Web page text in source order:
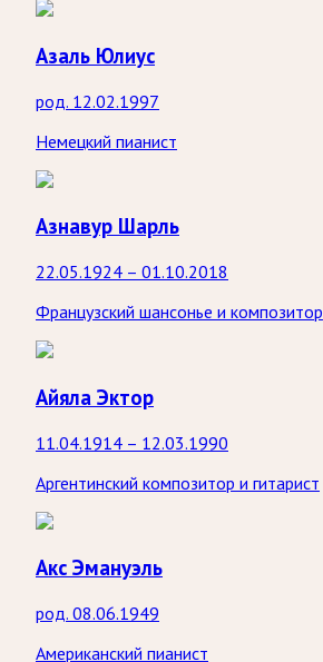
Азаль Юлиус
род. 12.02.1997
Немецкий пианист
Азнавур Шарль
22.05.1924 – 01.10.2018
Французский шансонье и композитор
Айяла Эктор
11.04.1914 – 12.03.1990
Аргентинский композитор и гитарист
Акс Эмануэль
род. 08.06.1949
Американский пианист